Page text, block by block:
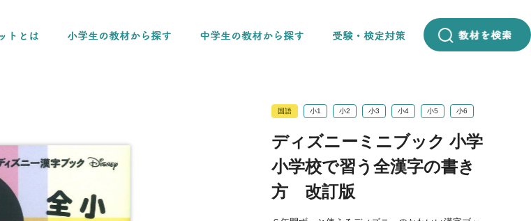
国語 小1 小2 小3 小4 小5 小6
ディズニーミニブック 小学
小学校で習う全漢字の書き
方 改訂版